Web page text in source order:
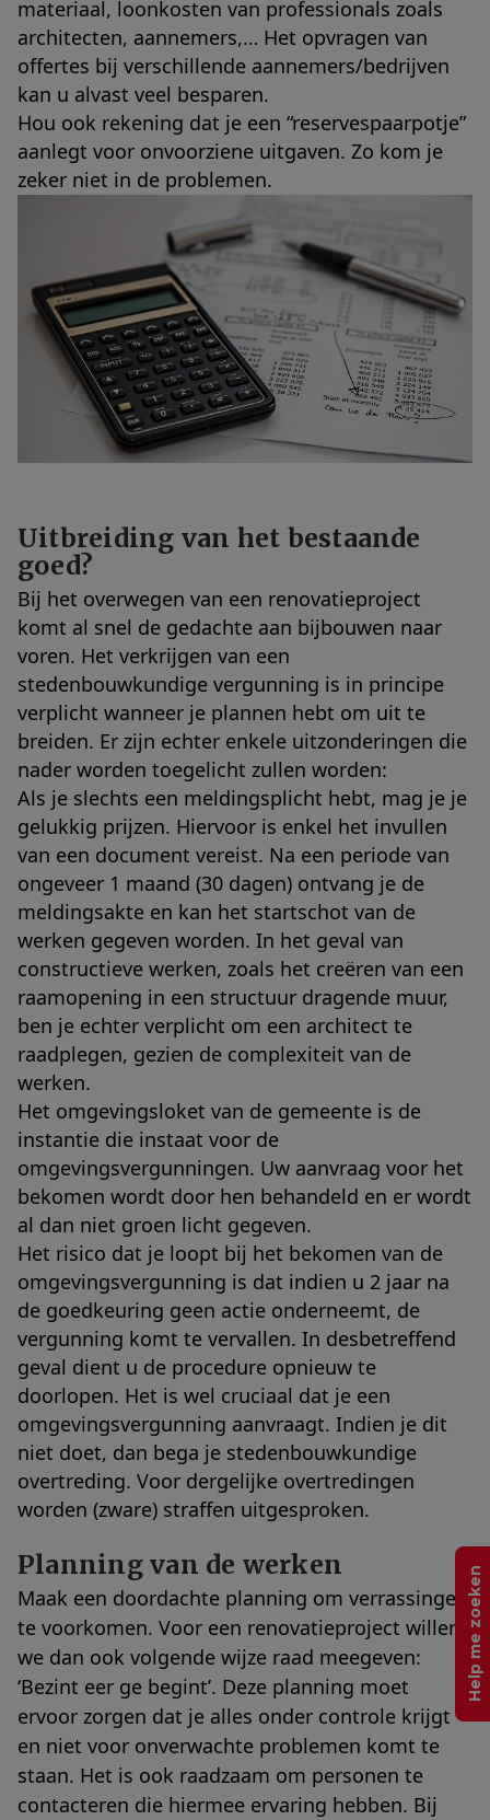
materiaal, loonkosten van professionals zoals
architecten, aannemers,… Het opvragen van
offertes bij verschillende aannemers/bedrijven
kan u alvast veel besparen.
Hou ook rekening dat je een “reservespaarpotje”
aanlegt voor onvoorziene uitgaven. Zo kom je
zeker niet in de problemen.
Uitbreiding van het bestaande
goed?
Bij het overwegen van een renovatieproject
komt al snel de gedachte aan bijbouwen naar
voren. Het verkrijgen van een
stedenbouwkundige vergunning is in principe
verplicht wanneer je plannen hebt om uit te
breiden. Er zijn echter enkele uitzonderingen die
nader worden toegelicht zullen worden:
Als je slechts een meldingsplicht hebt, mag je je
gelukkig prijzen. Hiervoor is enkel het invullen
van een document vereist. Na een periode van
ongeveer 1 maand (30 dagen) ontvang je de
meldingsakte en kan het startschot van de
werken gegeven worden. In het geval van
constructieve werken, zoals het creëren van een
raamopening in een structuur dragende muur,
ben je echter verplicht om een architect te
raadplegen, gezien de complexiteit van de
werken.
Het omgevingsloket van de gemeente is de
instantie die instaat voor de
omgevingsvergunningen. Uw aanvraag voor het
bekomen wordt door hen behandeld en er wordt
al dan niet groen licht gegeven.
Het risico dat je loopt bij het bekomen van de
omgevingsvergunning is dat indien u 2 jaar na
de goedkeuring geen actie onderneemt, de
vergunning komt te vervallen. In desbetreffend
geval dient u de procedure opnieuw te
doorlopen. Het is wel cruciaal dat je een
omgevingsvergunning aanvraagt. Indien je dit
niet doet, dan bega je stedenbouwkundige
overtreding. Voor dergelijke overtredingen
worden (zware) straffen uitgesproken.
Planning van de werken
Maak een doordachte planning om verrassingen
te voorkomen. Voor een renovatieproject willen
we dan ook volgende wijze raad meegeven:
‘Bezint eer ge begint’. Deze planning moet
ervoor zorgen dat je alles onder controle krijgt
en niet voor onverwachte problemen komt te
staan. Het is ook raadzaam om personen te
contacteren die hiermee ervaring hebben. Bij
Help me zoeken